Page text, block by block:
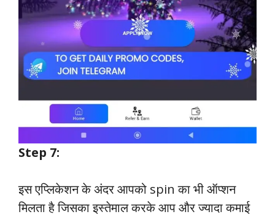
Step 7:
इस एप्लिकेशन के अंदर आपको spin का भी ऑप्शन
मिलता है जिसका इस्तेमाल करके आप और ज्यादा कमाई